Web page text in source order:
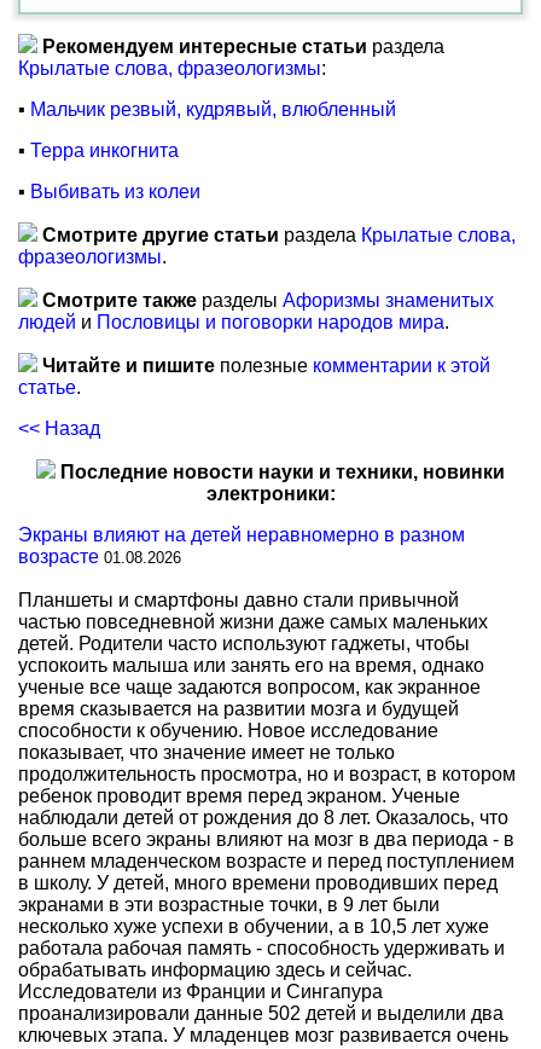
Рекомендуем интересные статьи раздела
Крылатые слова, фразеологизмы:
▪ Мальчик резвый, кудрявый, влюбленный
▪ Терра инкогнита
▪ Выбивать из колеи
Смотрите другие статьи раздела Крылатые слова,
фразеологизмы.
Смотрите также разделы Афоризмы знаменитых
людей и Пословицы и поговорки народов мира.
Читайте и пишите полезные комментарии к этой
статье.
<< Назад
Последние новости науки и техники, новинки
электроники:
Экраны влияют на детей неравномерно в разном
возрасте 01.08.2026
Планшеты и смартфоны давно стали привычной
частью повседневной жизни даже самых маленьких
детей. Родители часто используют гаджеты, чтобы
успокоить малыша или занять его на время, однако
ученые все чаще задаются вопросом, как экранное
время сказывается на развитии мозга и будущей
способности к обучению. Новое исследование
показывает, что значение имеет не только
продолжительность просмотра, но и возраст, в котором
ребенок проводит время перед экраном. Ученые
наблюдали детей от рождения до 8 лет. Оказалось, что
больше всего экраны влияют на мозг в два периода - в
раннем младенческом возрасте и перед поступлением
в школу. У детей, много времени проводивших перед
экранами в эти возрастные точки, в 9 лет были
несколько хуже успехи в обучении, а в 10,5 лет хуже
работала рабочая память - способность удерживать и
обрабатывать информацию здесь и сейчас.
Исследователи из Франции и Сингапура
проанализировали данные 502 детей и выделили два
ключевых этапа. У младенцев мозг развивается очень